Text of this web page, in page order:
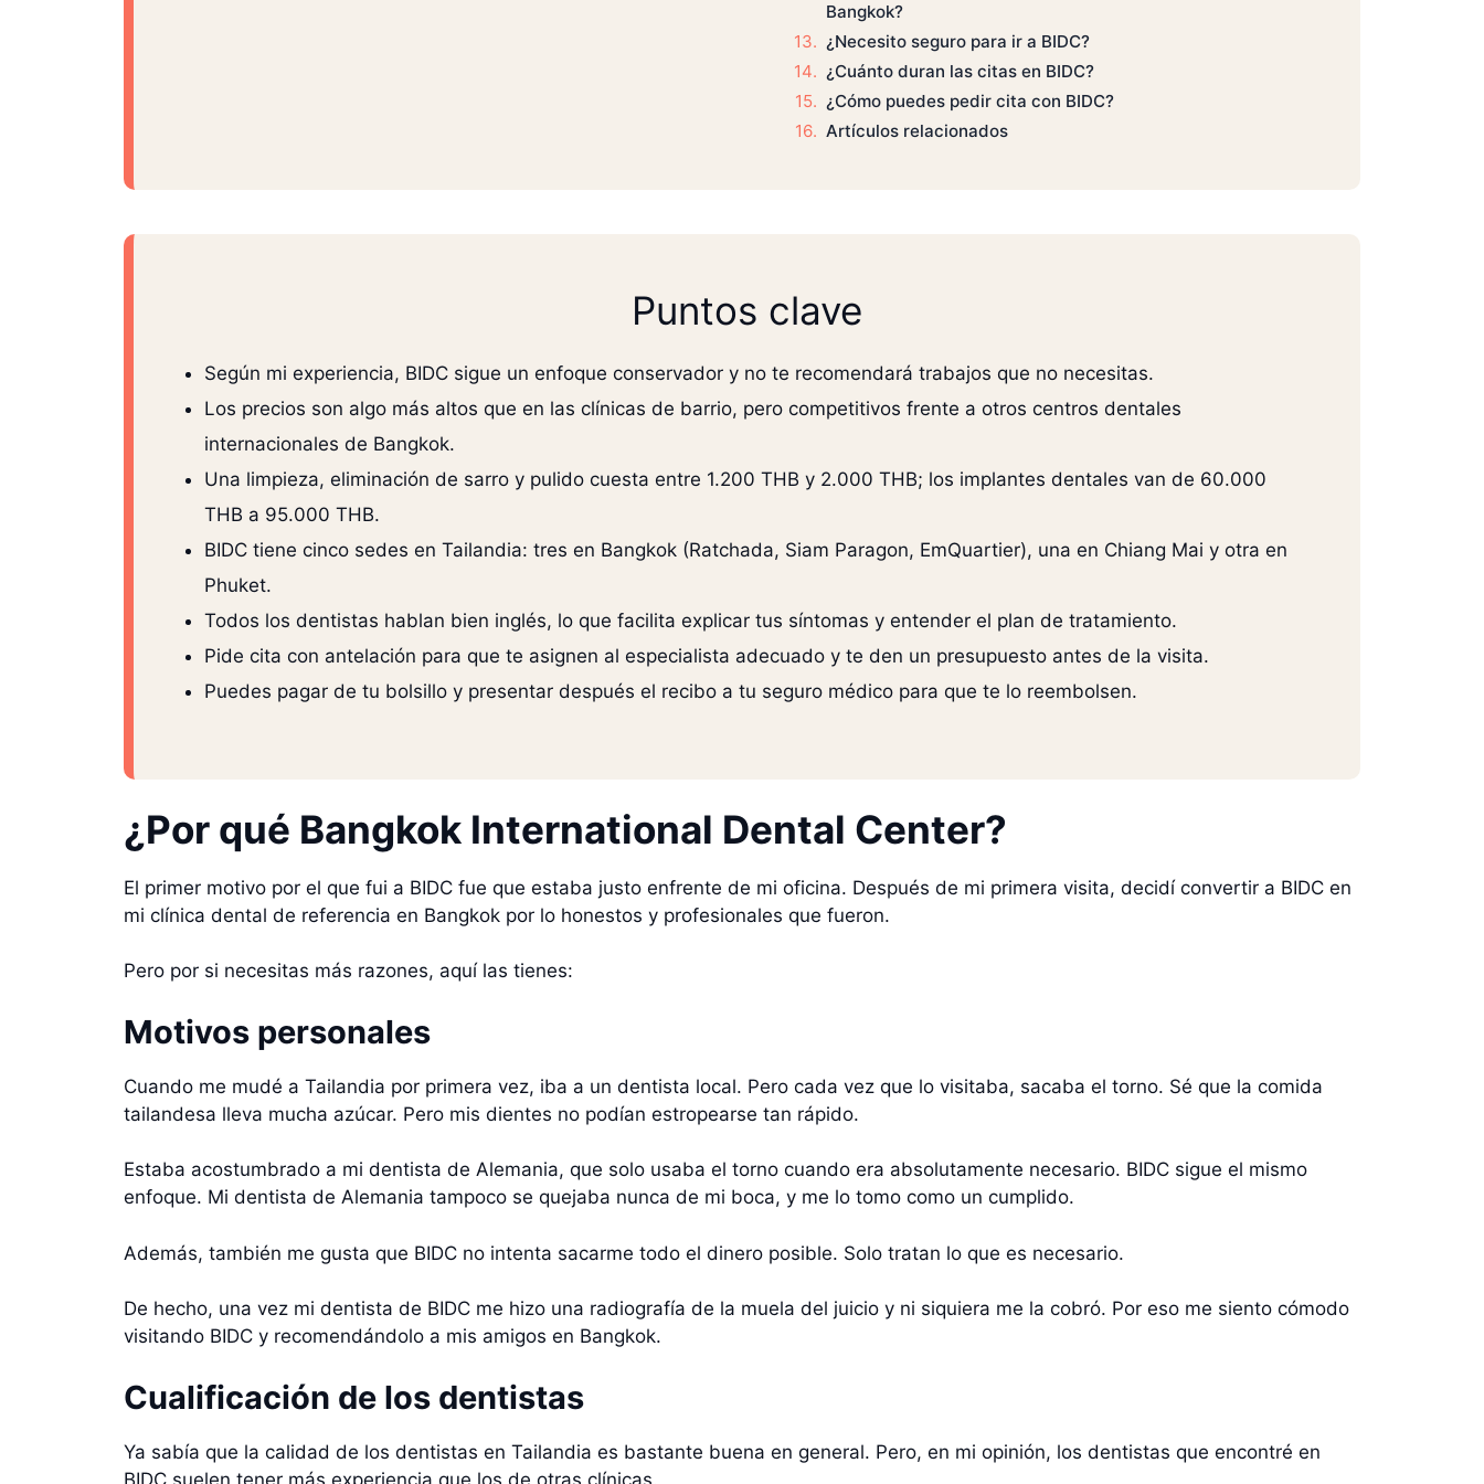
Bangkok?
¿Necesito seguro para ir a BIDC?
¿Cuánto duran las citas en BIDC?
¿Cómo puedes pedir cita con BIDC?
Artículos relacionados
Puntos clave
Según mi experiencia, BIDC sigue un enfoque conservador y no te recomendará trabajos que no necesitas.
Los precios son algo más altos que en las clínicas de barrio, pero competitivos frente a otros centros dentales
internacionales de Bangkok.
Una limpieza, eliminación de sarro y pulido cuesta entre 1.200 THB y 2.000 THB; los implantes dentales van de 60.000
THB a 95.000 THB.
BIDC tiene cinco sedes en Tailandia: tres en Bangkok (Ratchada, Siam Paragon, EmQuartier), una en Chiang Mai y otra en
Phuket.
Todos los dentistas hablan bien inglés, lo que facilita explicar tus síntomas y entender el plan de tratamiento.
Pide cita con antelación para que te asignen al especialista adecuado y te den un presupuesto antes de la visita.
Puedes pagar de tu bolsillo y presentar después el recibo a tu seguro médico para que te lo reembolsen.
¿Por qué Bangkok International Dental Center?
El primer motivo por el que fui a BIDC fue que estaba justo enfrente de mi oficina. Después de mi primera visita, decidí convertir a BIDC en
mi clínica dental de referencia en Bangkok por lo honestos y profesionales que fueron.
Pero por si necesitas más razones, aquí las tienes:
Motivos personales
Cuando me mudé a Tailandia por primera vez, iba a un dentista local. Pero cada vez que lo visitaba, sacaba el torno. Sé que la comida
tailandesa lleva mucha azúcar. Pero mis dientes no podían estropearse tan rápido.
Estaba acostumbrado a mi dentista de Alemania, que solo usaba el torno cuando era absolutamente necesario. BIDC sigue el mismo
enfoque. Mi dentista de Alemania tampoco se quejaba nunca de mi boca, y me lo tomo como un cumplido.
Además, también me gusta que BIDC no intenta sacarme todo el dinero posible. Solo tratan lo que es necesario.
De hecho, una vez mi dentista de BIDC me hizo una radiografía de la muela del juicio y ni siquiera me la cobró. Por eso me siento cómodo
visitando BIDC y recomendándolo a mis amigos en Bangkok.
Cualificación de los dentistas
Ya sabía que la calidad de los dentistas en Tailandia es bastante buena en general. Pero, en mi opinión, los dentistas que encontré en
BIDC suelen tener más experiencia que los de otras clínicas.